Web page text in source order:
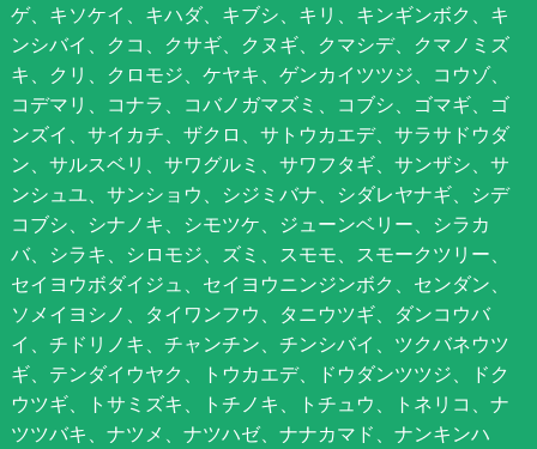
ゲ、キソケイ、キハダ、キブシ、キリ、キンギンボク、キ
ンシバイ、クコ、クサギ、クヌギ、クマシデ、クマノミズ
キ、クリ、クロモジ、ケヤキ、ゲンカイツツジ、コウゾ、
コデマリ、コナラ、コバノガマズミ、コブシ、ゴマギ、ゴ
ンズイ、サイカチ、ザクロ、サトウカエデ、サラサドウダ
ン、サルスベリ、サワグルミ、サワフタギ、サンザシ、サ
ンシュユ、サンショウ、シジミバナ、シダレヤナギ、シデ
コブシ、シナノキ、シモツケ、ジューンベリー、シラカ
バ、シラキ、シロモジ、ズミ、スモモ、スモークツリー、
セイヨウボダイジュ、セイヨウニンジンボク、センダン、
ソメイヨシノ、タイワンフウ、タニウツギ、ダンコウバ
イ、チドリノキ、チャンチン、チンシバイ、ツクバネウツ
ギ、テンダイウヤク、トウカエデ、ドウダンツツジ、ドク
ウツギ、トサミズキ、トチノキ、トチュウ、トネリコ、ナ
ツツバキ、ナツメ、ナツハゼ、ナナカマド、ナンキンハ